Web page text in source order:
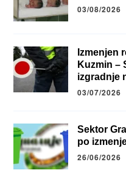
03/08/2026
Izmenjen
Kuzmin –
izgradnje
03/07/2026
Sektor
po
26/06/2026